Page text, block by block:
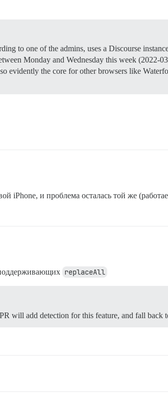
to one of the admins, uses a Discourse
Monday and Wednesday this week (2022-
evidently the core for other browsers like
iPhone, и проблема осталась той же
поддерживающих replaceAll
will add detection for this feature, and fall back